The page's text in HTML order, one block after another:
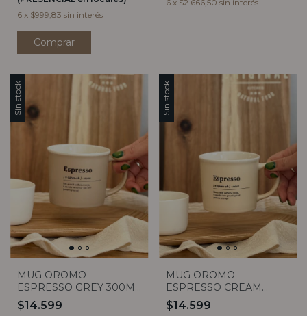
6 x $999,83 sin interés
6 x $2.666,50 sin interés
Sin stock
MUG OROMO
ESPRESSO GREY 300ML
VASSA
$14.599
Sin stock
MUG OROMO
ESPRESSO CREAM
300ML VASSA
$14.599